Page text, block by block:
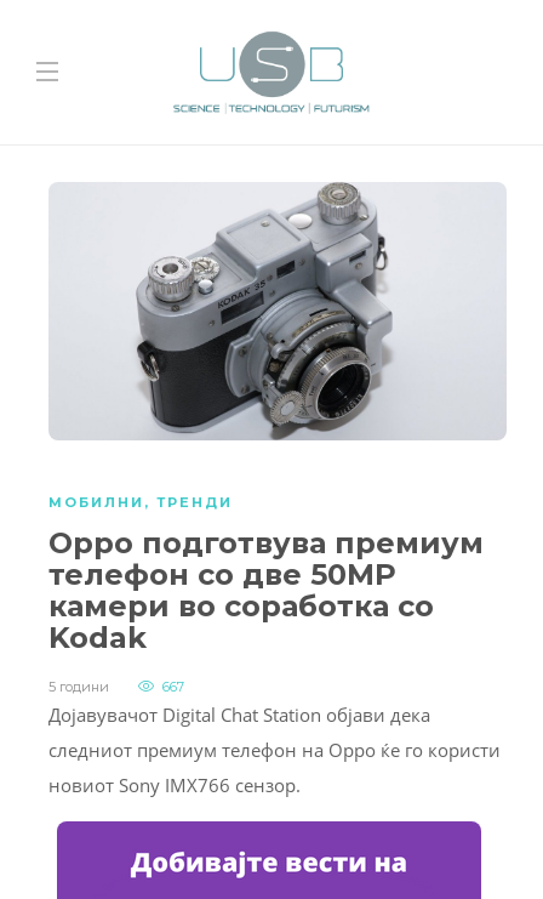
МОБИЛНИ , ТРЕНДИ
Oppo подготвува премиум
телефон со две 50MP
камери во соработка со
Kodak
5 години 667
Дојавувачот Digital Chat Station објави дека
следниот премиум телефон на Oppo ќе го користи
новиот Sony IMX766 сензор.